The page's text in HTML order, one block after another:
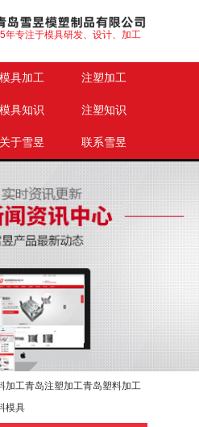
年专注于模具研发、设计、加工
模具加工 注塑加工
模具知识 注塑知识
关于雪昱 联系雪昱
加工青岛注塑加工青岛塑料加工
模具